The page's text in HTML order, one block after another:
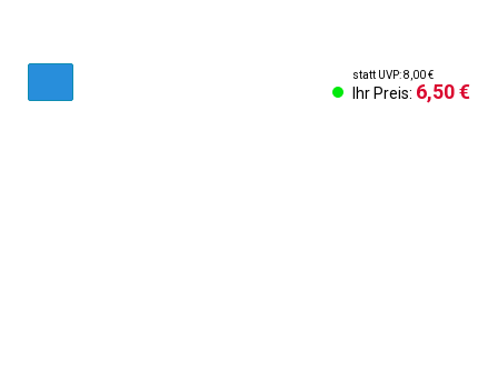
statt UVP: 8,00 €
Ihr Preis: 6,50 €